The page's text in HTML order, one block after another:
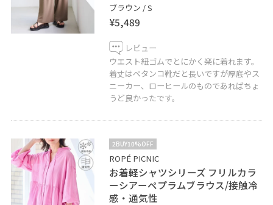
ブラウン / S
¥5,489
レビュー
ウエスト紐ゴムでとにかく楽に着れます。
着丈はペタンコ靴だと長いですが厚底やス
ニーカー、ローヒールのものであればちょ
うど良かったです。
2BUY10%OFF
ROPÉ PICNIC
お着軽シャツシリーズ フリルカラ
ーシアーペプラムブラウス/接触冷
感・通気性